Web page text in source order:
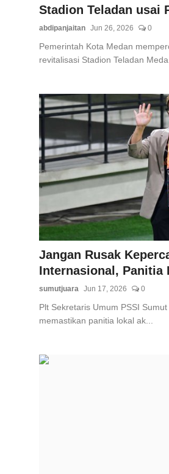
SOSOK
HIBURAN
Stadion Teladan usai
abdipanjaitan Jun 26, 2026 0
Pemerintah Kota Medan
revitalisasi Stadion Teladan
Jangan Rusak
Internasional, Panitia
sumutjuara Jun 17, 2026 0
Plt Sekretaris Umum PSSI
memastikan panitia lokal ak...